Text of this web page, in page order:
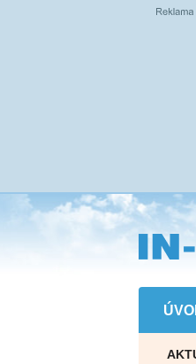
Přejít
na
hlavní
obsah